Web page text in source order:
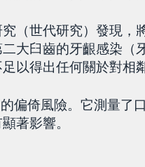
（世代研究）發現，
大臼齒的牙齦感染（
以得出任何關於對相
偏倚風險。它測量
著影響。